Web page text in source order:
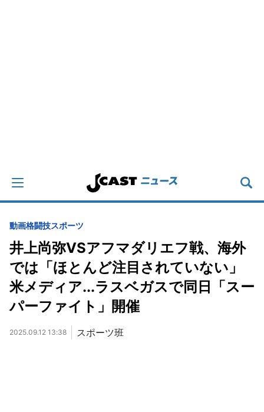
動画格闘技スポーツ
井上尚弥VSアフマダリエフ戦、海外
では「ほとんど注目されていない」
米メディア...ラスベガスで同日「スー
パーファイト」開催
2025.09.12 13:38 スポーツ班